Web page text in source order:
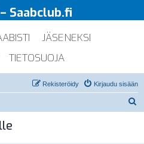
Saabclub.fi
JÄSENEKSI
TIETOSUOJA
Kirjaudu sisään
Rekisteröidy